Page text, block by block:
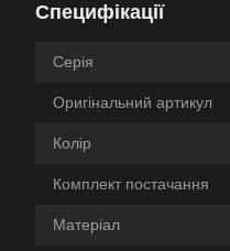
Специфікації
Серія
Оригінальний артикул
Колір
Комплект постачання
Матеріал